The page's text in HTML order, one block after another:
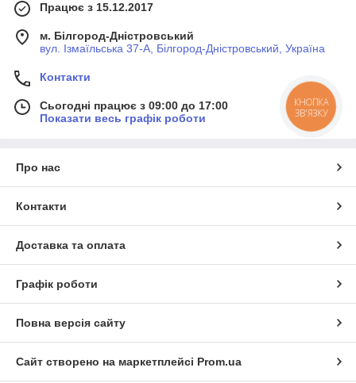
Працює з 15.12.2017
м. Білгород-Дністровський
вул. Ізмаїльська 37-А, Білгород-Дністровський, Україна
Контакти
Сьогодні працює з 09:00 до 17:00
Показати весь графік роботи
Про нас
Контакти
Доставка та оплата
Графік роботи
Повна версія сайту
Сайт створено на маркетплейсі Prom.ua
КНОПКА
ЗВ'ЯЗКУ